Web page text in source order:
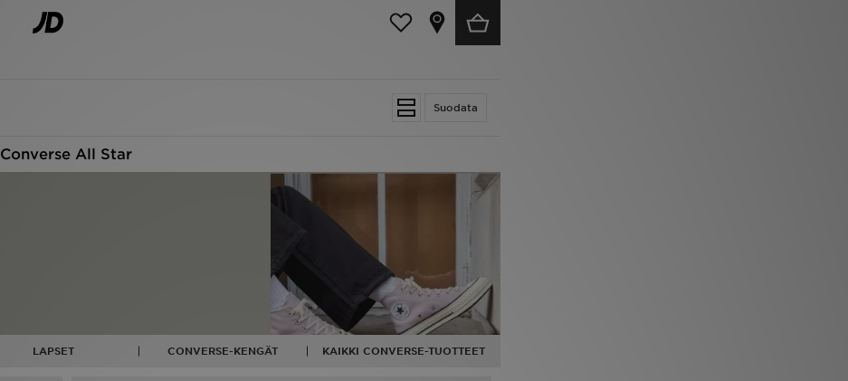
Suodata
Converse All Star
LAPSET CONVERSE-KENGÄT KAIKKI CONVERSE-TUOTTEET